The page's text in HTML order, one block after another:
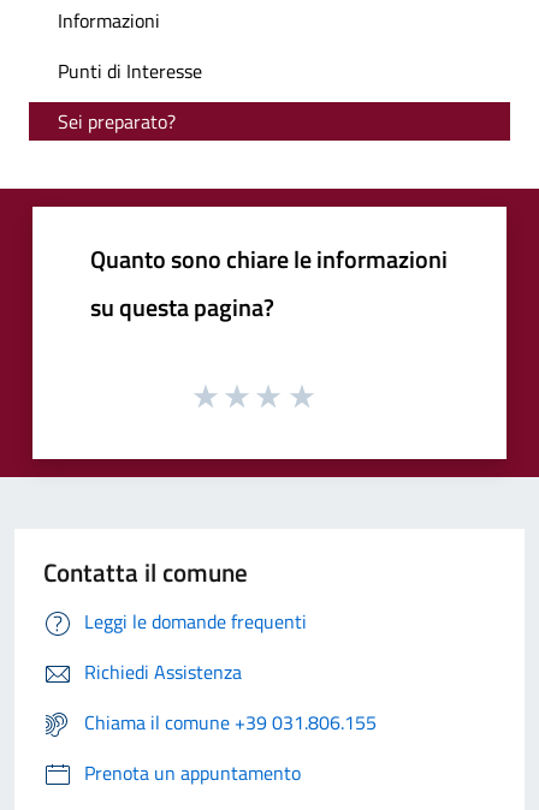
Informazioni
Punti di Interesse
Sei preparato?
Quanto sono chiare le informazioni
su questa pagina?
Contatta il comune
Leggi le domande frequenti
Richiedi Assistenza
Chiama il comune +39 031.806.155
Prenota un appuntamento